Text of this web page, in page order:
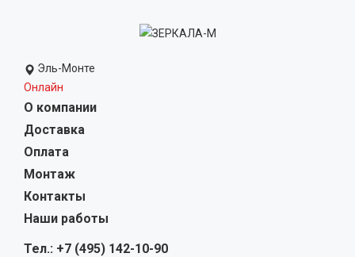
Эль-Монте
Онлайн
О компании
Доставка
Оплата
Монтаж
Контакты
Наши работы
Тел.: +7 (495) 142-10-90